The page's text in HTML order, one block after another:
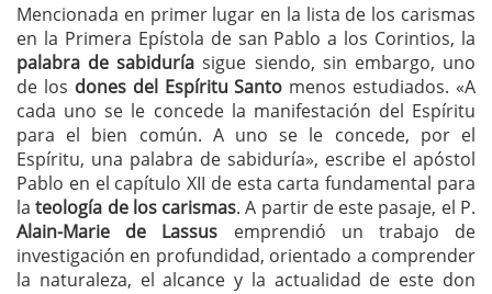
Mencionada en primer lugar en la lista de los carismas
en la Primera Epístola de san Pablo a los Corintios, la
palabra de sabiduría sigue siendo, sin embargo, uno
de los dones del Espíritu Santo menos estudiados. «A
cada uno se le concede la manifestación del Espíritu
para el bien común. A uno se le concede, por el
Espíritu, una palabra de sabiduría», escribe el apóstol
Pablo en el capítulo XII de esta carta fundamental para
lateología de los carismas. A partir de este pasaje, el P.
Alain-Marie de Lassus emprendió un trabajo de
investigación en profundidad, orientado a comprender
la naturaleza, el alcance y la actualidad de este don